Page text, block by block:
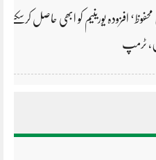
افزودہ یورینیم کو ابھی حاصل کرسکتے
ٹرمپ